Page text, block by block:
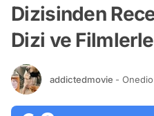
Dizisinden
Dizi ve
addictedmovie -